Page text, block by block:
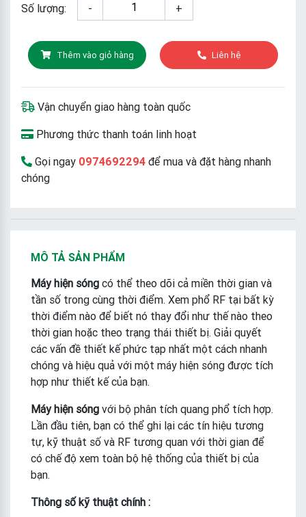
Số lượng: - +
Thêm vào giỏ hàng Liên hệ
Vận chuyển giao hàng toàn quốc
Phương thức thanh toán linh hoạt
Gọi ngay 0974692294 để mua và đặt hàng nhanh
chóng
MÔ TẢ SẢN PHẨM
Máy hiện sóng có thể theo dõi cả miền thời gian và
tần số trong cùng thời điểm. Xem phổ RF tại bất kỳ
thời điểm nào để biết nó thay đổi như thế nào theo
thời gian hoặc theo trạng thái thiết bị. Giải quyết
các vấn đề thiết kế phức tạp nhất một cách nhanh
chóng và hiệu quả với một máy hiện sóng được tích
hợp như thiết kế của bạn.
Máy hiện sóng với bộ phân tích quang phổ tích hợp.
Lần đầu tiên, bạn có thể ghi lại các tín hiệu tương
tự, kỹ thuật số và RF tương quan với thời gian để
có chế độ xem toàn bộ hệ thống của thiết bị của
bạn.
Thông số kỹ thuật chính :